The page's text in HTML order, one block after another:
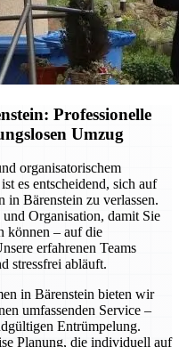
Professionelle
Umzug
organisatorischem
es entscheidend, sich auf
in Bärenstein zu verlassen.
Organisation, damit Sie
können – auf die
erfahrenen Teams
stressfrei abläuft.
in Bärenstein bieten wir
umfassenden Service –
Entrümpelung.
Planung, die individuell auf